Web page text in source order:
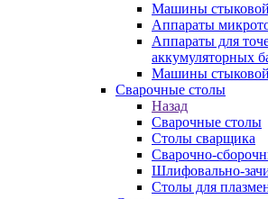
Машины стыковой
Аппараты
Аппараты для
аккумуляторных
Машины стыковой
Сварочные столы
Назад
Сварочные столы
Столы сварщика
Сварочно-
Шлифовально-
Столы для